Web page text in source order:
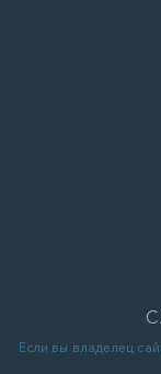
Если вы владелец